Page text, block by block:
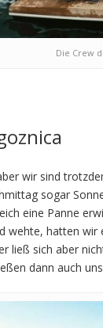
Die Crew
wir sind
sogar
eine Panne
wehte, hatten
ließ sich aber
dann auch